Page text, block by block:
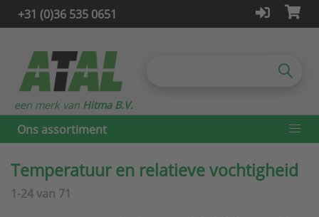
+31 (0)36 535 0651
Ons assortiment
een merk van Hitma B.V.
Temperatuur en relatieve vochtigheid
1-24van 71